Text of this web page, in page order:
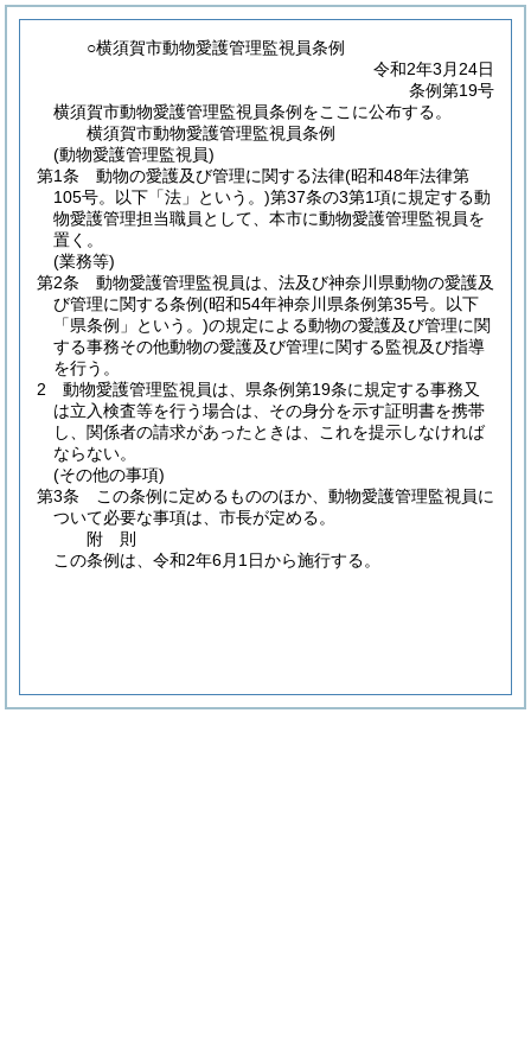
○横須賀市動物愛護管理監視員条例
令和2年3月24日
条例第19号
横須賀市動物愛護管理監視員条例をここに公布する。
横須賀市動物愛護管理監視員条例
(動物愛護管理監視員)
第1条
動物の愛護及び管理に関する法律(昭和48年法律第
105号。以下「法」という。)第37条の3第1項に規定する動
物愛護管理担当職員として、本市に動物愛護管理監視員を
置く。
(業務等)
第2条
動物愛護管理監視員は、法及び神奈川県動物の愛護及
び管理に関する条例(昭和54年神奈川県条例第35号。以下
「県条例」という。)の規定による動物の愛護及び管理に関
する事務その他動物の愛護及び管理に関する監視及び指導
を行う。
2
動物愛護管理監視員は、県条例第19条に規定する事務又
は立入検査等を行う場合は、その身分を示す証明書を携帯
し、関係者の請求があったときは、これを提示しなければ
ならない。
(その他の事項)
第3条
この条例に定めるもののほか、動物愛護管理監視員に
ついて必要な事項は、市長が定める。
附 則
この条例は、令和2年6月1日から施行する。